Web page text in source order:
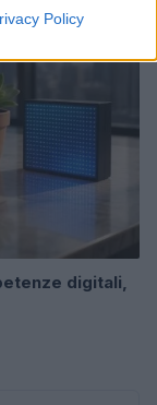
Policy
digitali,